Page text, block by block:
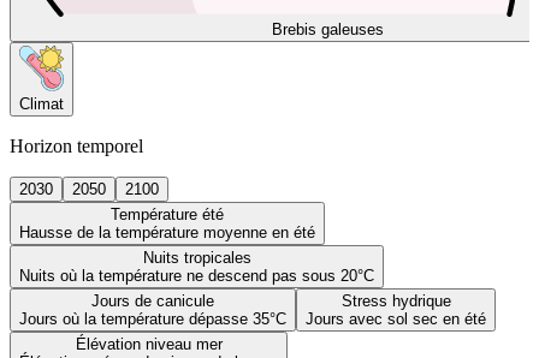
Brebis galeuses
Climat
Horizon temporel
2030 2050
2100
Température été
Hausse de la température moyenne en été
Nuits tropicales
Nuits où la température ne descend pas sous 20°C
Jours de canicule
Jours où la température dépasse 35°C
Stress hydrique
Jours avec sol sec en été
Élévation niveau mer